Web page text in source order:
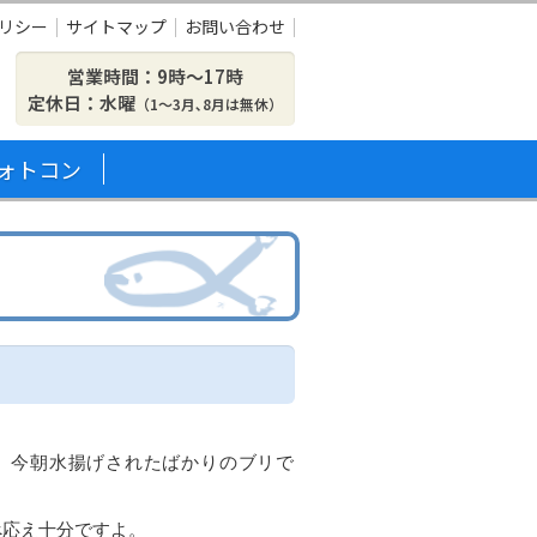
シー サイトマップ お問い合わせ
営業時間：9時〜17時
定休日：水曜 （1～3月､8月は無休）
トコン
今朝水揚げされたばかりのブリで
え十分ですよ。